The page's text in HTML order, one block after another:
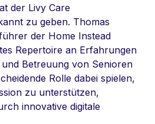
der Livy Care
zu geben. Thomas
der Home Instead
Repertoire an Erfahrungen
Betreuung von Senioren
Rolle dabei spielen,
zu unterstützen,
innovative digitale